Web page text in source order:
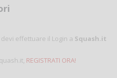
effettuare il Login a Squash.it
REGISTRATI ORA!